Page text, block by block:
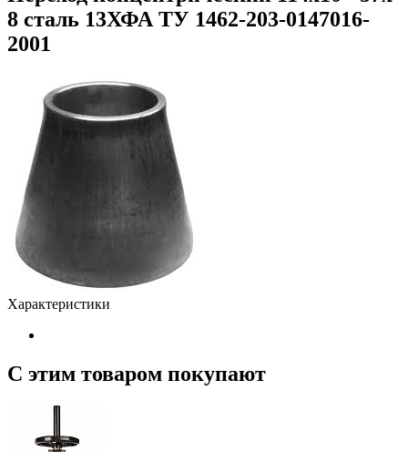
8 сталь 13ХФА ТУ 1462-203-0147016-
2001
Характеристики
С этим товаром покупают